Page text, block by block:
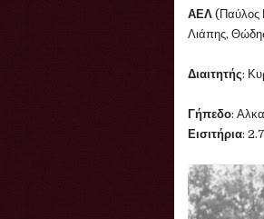
ΑΕΛ (Παύλος
Λιάπης,
Διαιτητής:
Γήπεδο:
Εισιτήρια: